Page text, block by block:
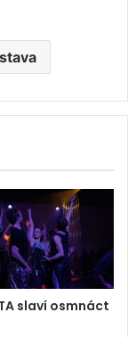
slaví osmnáct